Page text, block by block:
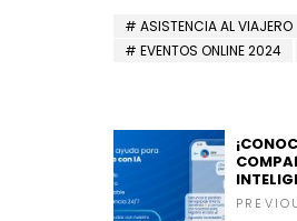
ASISTENCIA AL VIAJERO
EVENTOS ONLINE 2024